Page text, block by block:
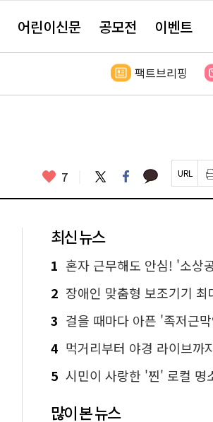
어린이신문 공모전 이벤트
팩트브리핑
좋
요
7 트
위
터
페
이
스
카
카 페
이
지
최신 뉴스
1 혼자 근무해도 안심! '소상공인안심
2 장애인 맞춤형 보조기기 최대 3년간 무상 대여
3 걸을 때마다 아픈 '족저근막염'…무작정 참지 말
4 먹거리부터 야경 라이브까지…망원한강공
5 시민이 사랑한 '찐' 로컬 명소 어디? '서울에
많이 본 뉴스